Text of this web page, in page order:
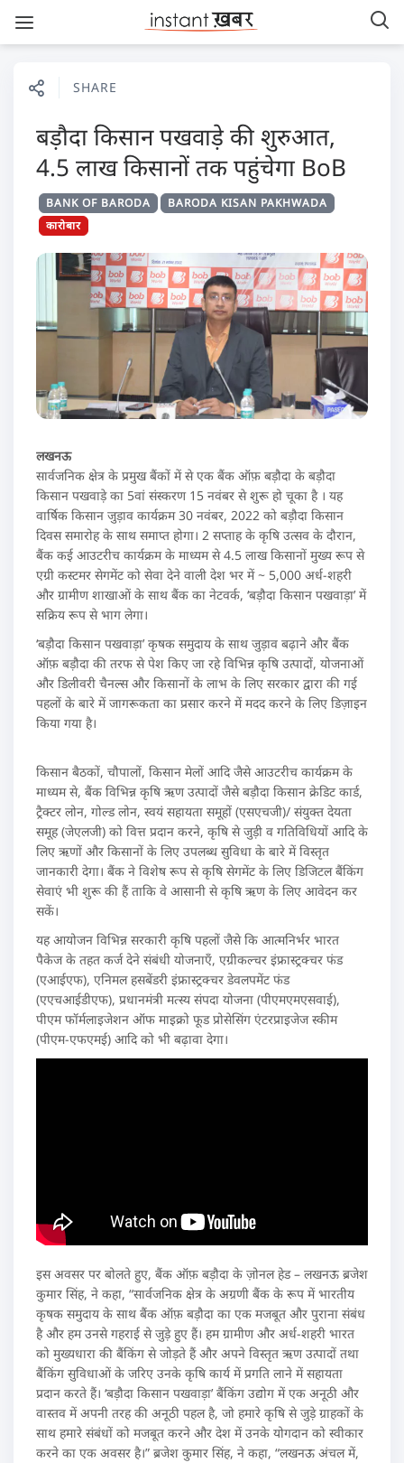
SHARE
बड़ौदा किसान पखवाड़े की शुरुआत,
4.5 लाख किसानों तक पहुंचेगा BoB
BANK OF BARODA
BARODA KISAN PAKHWADA
कारोबार
लखनऊ
सार्वजनिक क्षेत्र के प्रमुख बैंकों में से एक बैंक ऑफ़ बड़ौदा के बड़ौदा
किसान पखवाड़े का 5वां संस्करण 15 नवंबर से शुरू हो चूका है । यह
वार्षिक किसान जुड़ाव कार्यक्रम 30 नवंबर, 2022 को बड़ौदा किसान
दिवस समारोह के साथ समाप्त होगा। 2 सप्ताह के कृषि उत्सव के दौरान,
बैंक कई आउटरीच कार्यक्रम के माध्यम से 4.5 लाख किसानों मुख्य रूप से
एग्री कस्टमर सेगमेंट को सेवा देने वाली देश भर में ~ 5,000 अर्ध-शहरी
और ग्रामीण शाखाओं के साथ बैंक का नेटवर्क, ‘बड़ौदा किसान पखवाड़ा’ में
सक्रिय रूप से भाग लेगा।
‘बड़ौदा किसान पखवाड़ा’ कृषक समुदाय के साथ जुड़ाव बढ़ाने और बैंक
ऑफ़ बड़ौदा की तरफ से पेश किए जा रहे विभिन्न कृषि उत्पादों, योजनाओं
और डिलीवरी चैनल्स और किसानों के लाभ के लिए सरकार द्वारा की गई
पहलों के बारे में जागरूकता का प्रसार करने में मदद करने के लिए डिज़ाइन
किया गया है।
किसान बैठकों, चौपालों, किसान मेलों आदि जैसे आउटरीच कार्यक्रम के
माध्यम से, बैंक विभिन्न कृषि ऋण उत्पादों जैसे बड़ौदा किसान क्रेडिट कार्ड,
ट्रैक्टर लोन, गोल्ड लोन, स्वयं सहायता समूहों (एसएचजी)/ संयुक्त देयता
समूह (जेएलजी) को वित्त प्रदान करने, कृषि से जुड़ी व गतिविधियों आदि के
लिए ऋणों और किसानों के लिए उपलब्ध सुविधा के बारे में विस्तृत
जानकारी देगा। बैंक ने विशेष रूप से कृषि सेगमेंट के लिए डिजिटल बैंकिंग
सेवाएं भी शुरू की हैं ताकि वे आसानी से कृषि ऋण के लिए आवेदन कर
सकें।
यह आयोजन विभिन्न सरकारी कृषि पहलों जैसे कि आत्मनिर्भर भारत
पैकेज के तहत कर्ज देने संबंधी योजनाएँ, एग्रीकल्चर इंफ्रास्ट्रक्चर फंड
(एआईएफ), एनिमल हसबेंडरी इंफ्रास्ट्रक्चर डेवलपमेंट फंड
(एएचआईडीएफ), प्रधानमंत्री मत्स्य संपदा योजना (पीएमएमएसवाई),
पीएम फॉर्मलाइजेशन ऑफ माइक्रो फूड प्रोसेसिंग एंटरप्राइजेज स्कीम
(पीएम-एफएमई) आदि को भी बढ़ावा देगा।
इस अवसर पर बोलते हुए, बैंक ऑफ़ बड़ौदा के ज़ोनल हेड – लखनऊ ब्रजेश
कुमार सिंह, ने कहा, “सार्वजनिक क्षेत्र के अग्रणी बैंक के रूप में भारतीय
कृषक समुदाय के साथ बैंक ऑफ़ बड़ौदा का एक मजबूत और पुराना संबंध
है और हम उनसे गहराई से जुड़े हुए हैं। हम ग्रामीण और अर्ध-शहरी भारत
को मुख्यधारा की बैंकिंग से जोड़ते हैं और अपने विस्तृत ऋण उत्पादों तथा
बैंकिंग सुविधाओं के जरिए उनके कृषि कार्य में प्रगति लाने में सहायता
प्रदान करते हैं। ‘बड़ौदा किसान पखवाड़ा’ बैंकिंग उद्योग में एक अनूठी और
वास्तव में अपनी तरह की अनूठी पहल है, जो हमारे कृषि से जुड़े ग्राहकों के
साथ हमारे संबंधों को मजबूत करने और देश में उनके योगदान को स्वीकार
करने का एक अवसर है।” ब्रजेश कुमार सिंह, ने कहा, “लखनऊ अंचल में,